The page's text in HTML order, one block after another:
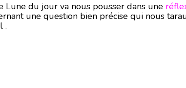
Lune du jour va nous pousser dans une
une question bien précise qui nous
.